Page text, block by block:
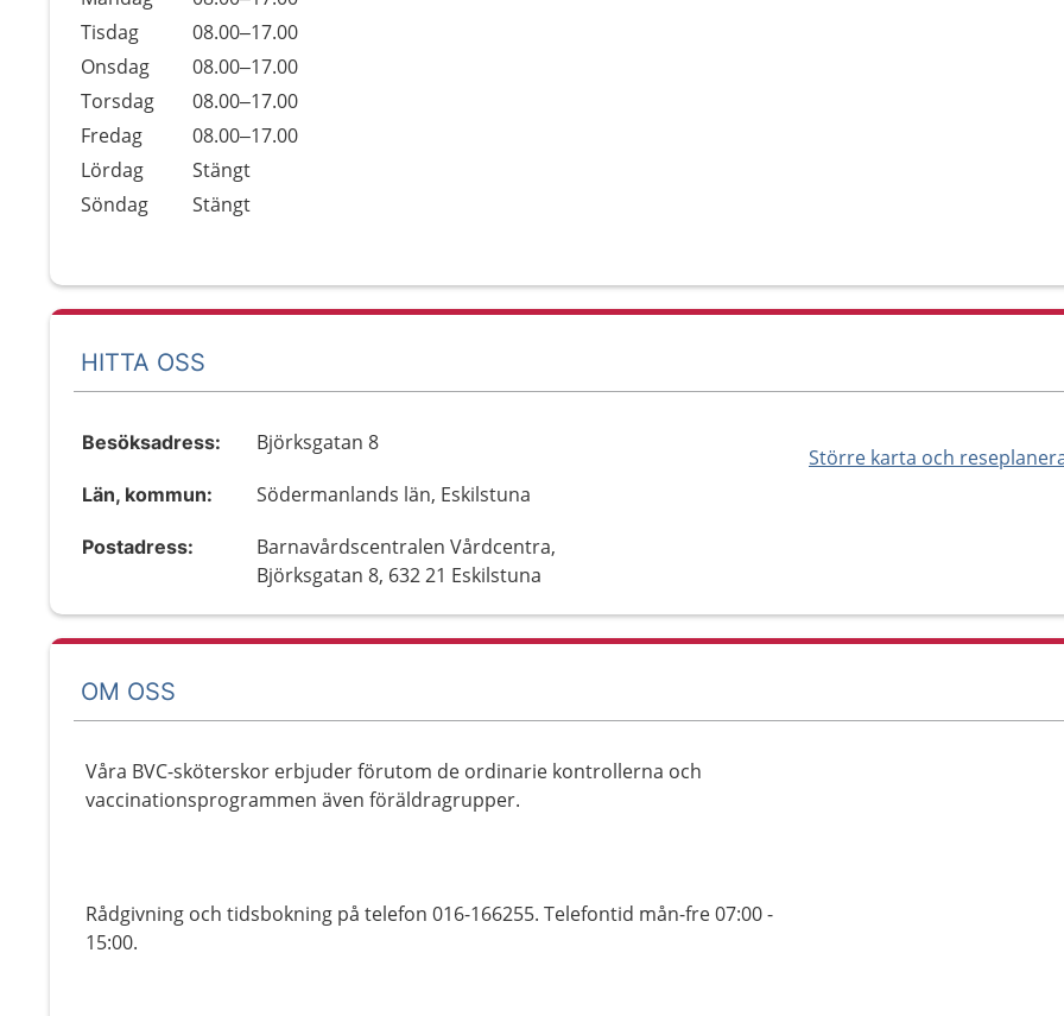
Tisdag
08.00–17.00
Onsdag
08.00–17.00
Torsdag
08.00–17.00
Fredag
08.00–17.00
Lördag
Stängt
Söndag
Stängt
HITTA OSS
Större karta och
Besöksadress: Björksgatan 8
Län, kommun: Södermanlands län, Eskilstuna
Postadress:
Barnavårdscentralen Vårdcentra,
Björksgatan 8, 632 21 Eskilstuna
OM OSS
Våra BVC-sköterskor erbjuder förutom de ordinarie kontrollerna och
vaccinationsprogrammen även föräldragrupper.
Rådgivning och tidsbokning på telefon 016-166255. Telefontid mån-fre 07:00 -
15:00.